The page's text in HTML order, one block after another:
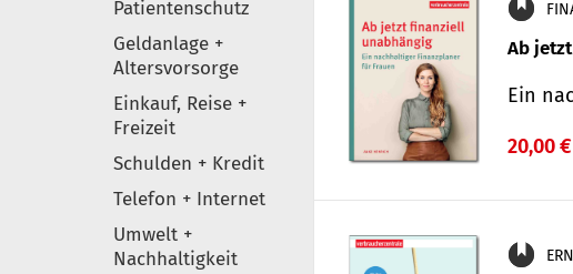
Patientenschutz
Geldanlage +
Altersvorsorge
Einkauf, Reise +
Freizeit
Schulden + Kredit
Telefon + Internet
Umwelt +
Nachhaltigkeit
Ab
Ein
20,00 €